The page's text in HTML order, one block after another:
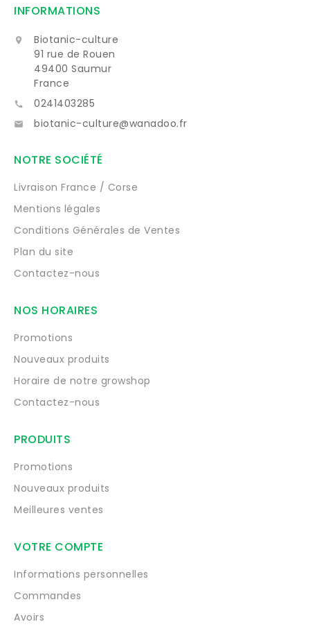
INFORMATIONS

Biotanic-culture
91 rue de Rouen
49400 Saumur
France
 0241403285
 biotanic-culture@wanadoo.fr
NOTRE SOCIÉTÉ
Livraison France / Corse
Mentions légales
Conditions Générales de Ventes
Plan du site
Contactez-nous
NOS HORAIRES
Promotions
Nouveaux produits
Horaire de notre growshop
Contactez-nous
PRODUITS
Promotions
Nouveaux produits
Meilleures ventes
VOTRE COMPTE
Informations personnelles
Commandes
Avoirs